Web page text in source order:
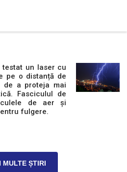
testat un laser cu
pe o distanță de
de a proteja mai
Fasciculul de
de aer și
fulgere.
MULTE ȘTIRI